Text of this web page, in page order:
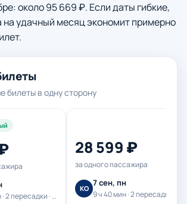
около 95 669 ₽. Если даты гибкие,
на удачный месяц экономит примерно
в одну сторону
9 ч 40 мин · 2 пересадки · Корендон Эйрлайнс
28 599 ₽
за одного пассажира
КО
7 сен, пн